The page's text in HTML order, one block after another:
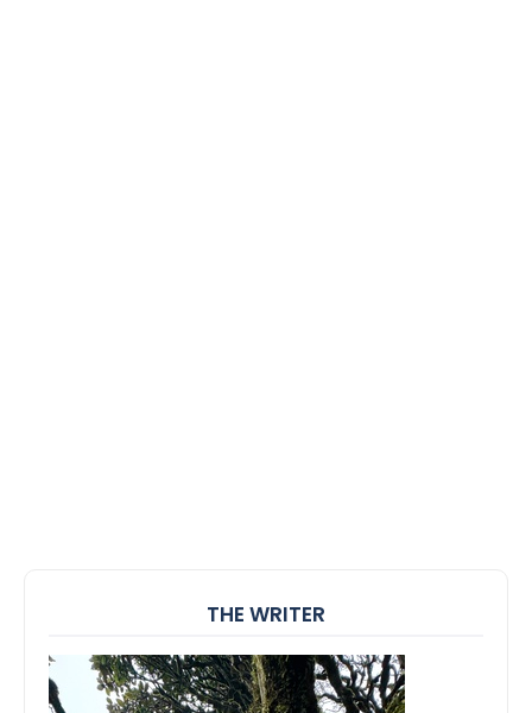
THE WRITER